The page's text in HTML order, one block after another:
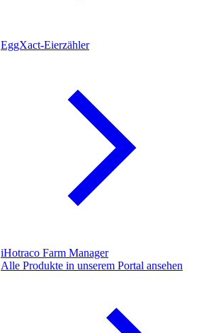
EggXact-Eierzähler
iHotraco Farm Manager
Alle Produkte in unserem Portal ansehen